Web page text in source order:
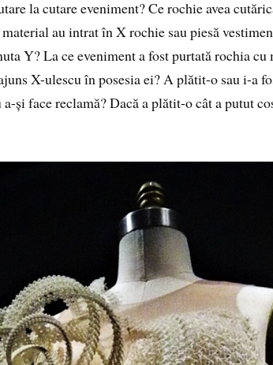
la cutare eveniment? Ce rochie avea
au intrat în X rochie sau piesă
Y? La ce eveniment a fost purtată rochia cu
X-ulescu în posesia ei? A plătit-o sau i-a
și face reclamă? Dacă a plătit-o cât a putut